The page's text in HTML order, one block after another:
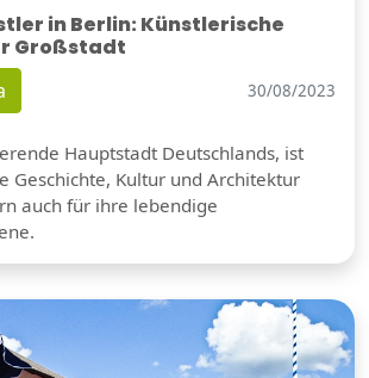
in Berlin: Künstlerische
Großstadt
30/08/2023
Hauptstadt Deutschlands, ist
Geschichte, Kultur und Architektur
auch für ihre lebendige